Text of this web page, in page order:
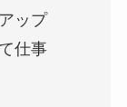
ップ
仕事